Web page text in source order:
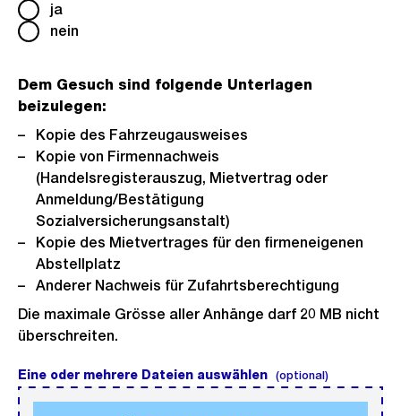
ja
nein
Dem Gesuch sind folgende Unterlagen
beizulegen:
Kopie des Fahrzeugausweises
Kopie von Firmennachweis
(Handelsregisterauszug, Mietvertrag oder
Anmeldung/Bestätigung
Sozialversicherungsanstalt)
Kopie des Mietvertrages für den firmeneigenen
Abstellplatz
Anderer Nachweis für Zufahrtsberechtigung
Die maximale Grösse aller Anhänge darf 20 MB nicht
überschreiten.
Eine oder mehrere Dateien auswählen (optional)(optional).